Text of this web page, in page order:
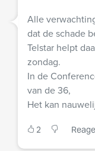
Alle
dat de schade
Telstar helpt
zondag.
In de
van de 36,
Het kan
2